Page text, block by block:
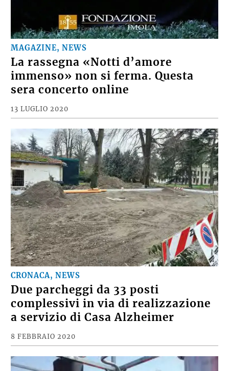
MAGAZINE, NEWS
La rassegna «Notti d’amore
immenso» non si ferma. Questa
sera concerto online
13 LUGLIO 2020
CRONACA, NEWS
Due parcheggi da 33 posti
complessivi in via di realizzazione
a servizio di Casa Alzheimer
8 FEBBRAIO 2020